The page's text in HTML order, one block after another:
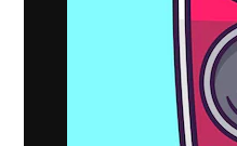
Copyright ©